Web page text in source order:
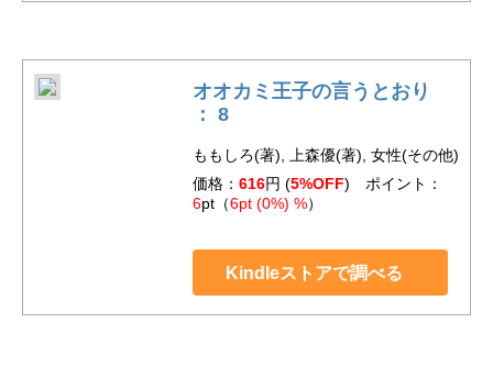
オオカミ王子の言うとおり
： 8
ももしろ(著), 上森優(著), 女性(その他)
価格： 616円 (5%OFF) ポイント：
6pt（6pt (0%) %）
Kindleストアで調べる